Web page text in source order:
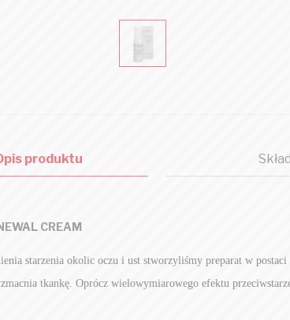
produktu Skład
CREAM
starzenia okolic oczu i ust stworzyliśmy preparat w postaci
tkankę. Oprócz wielowymiarowego efektu